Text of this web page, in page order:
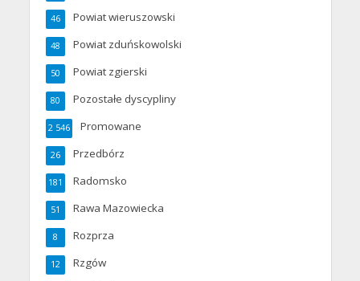
Powiat wieruszowski
46
Powiat zduńskowolski
48
Powiat zgierski
50
Pozostałe dyscypliny
80
Promowane
2 546
Przedbórz
26
Radomsko
181
Rawa Mazowiecka
51
Rozprza
8
Rzgów
12